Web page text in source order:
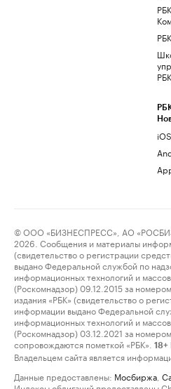
РБК
РБК
iOS
© ООО «БИЗНЕСПРЕСС», АО
2026. Сообщения и материалы
(свидетельство о регистрации
выдано Федеральной службой по
информационных технологий и
(Роскомнадзор) 09.12.2015 за
издания «РБК» (свидетельство о
информации выдано Федеральной
информационных технологий и
(Роскомнадзор) 03.12.2021 за
сопровождаются пометкой «РБК».
18+
Владельцем сайта является
Данные предоставлены: Мосбиржа